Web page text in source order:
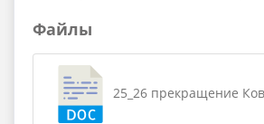
Файлы
25_26 прекращение